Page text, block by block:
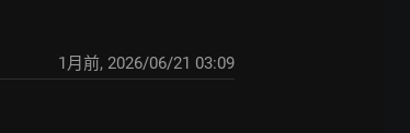
1月前, 2026/06/21 03:09